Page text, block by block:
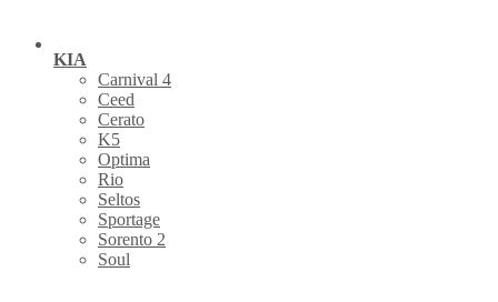
KIA
Carnival 4
Ceed
Cerato
K5
Optima
Rio
Seltos
Sportage
Sorento 2
Soul